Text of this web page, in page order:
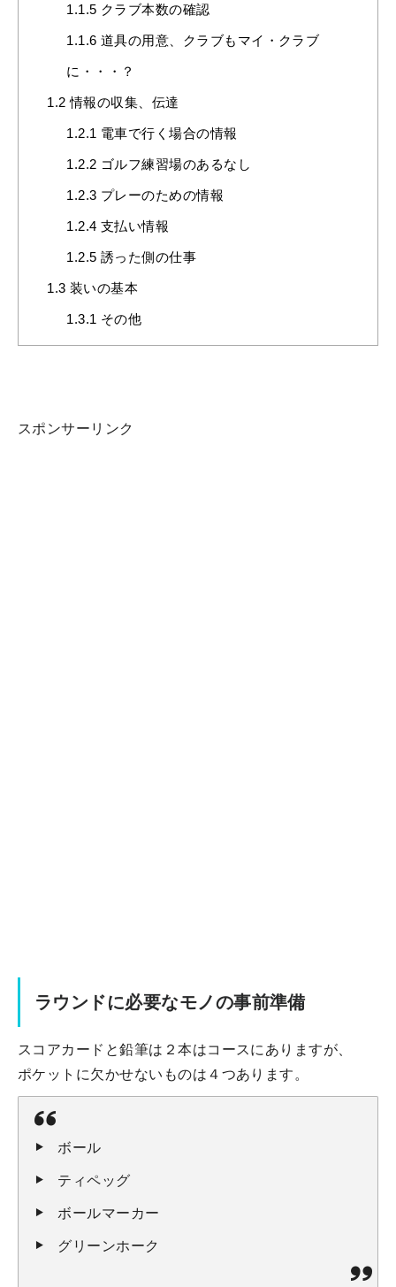
1.1.5 クラブ本数の確認
1.1.6 道具の用意、クラブもマイ・クラブ
に・・・？
1.2 情報の収集、伝達
1.2.1 電車で行く場合の情報
1.2.2 ゴルフ練習場のあるなし
1.2.3 プレーのための情報
1.2.4 支払い情報
1.2.5 誘った側の仕事
1.3 装いの基本
1.3.1 その他
スポンサーリンク
ラウンドに必要なモノの事前準備
スコアカードと鉛筆は２本はコースにありますが、
ポケットに欠かせないものは４つあります。
ボール
ティペッグ
ボールマーカー
グリーンホーク